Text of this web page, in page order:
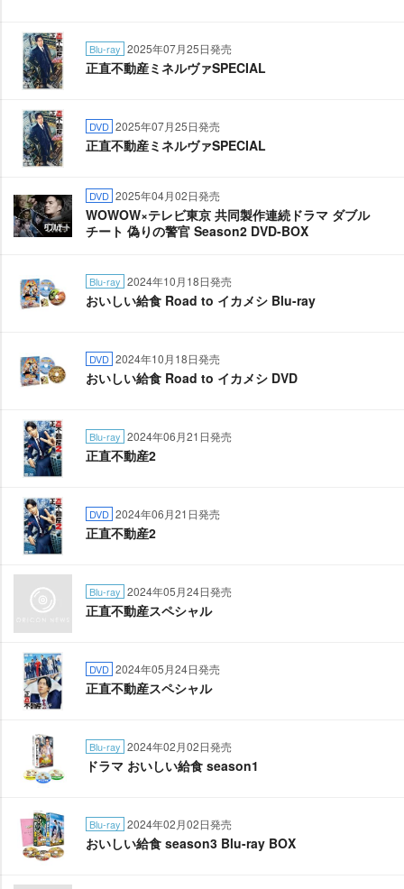
Blu-ray 2025年07月25日発売
正直不動産ミネルヴァSPECIAL
DVD 2025年07月25日発売
正直不動産ミネルヴァSPECIAL
DVD 2025年04月02日発売
WOWOW×テレビ東京 共同製作連続ドラマ ダブル
チート 偽りの警官 Season2 DVD-BOX
Blu-ray 2024年10月18日発売
おいしい給食 Road to イカメシ Blu-ray
DVD 2024年10月18日発売
おいしい給食 Road to イカメシ DVD
Blu-ray 2024年06月21日発売
正直不動産2
DVD 2024年06月21日発売
正直不動産2
Blu-ray 2024年05月24日発売
正直不動産スペシャル
DVD 2024年05月24日発売
正直不動産スペシャル
Blu-ray 2024年02月02日発売
ドラマ おいしい給食 season1
Blu-ray 2024年02月02日発売
おいしい給食 season3 Blu-ray BOX